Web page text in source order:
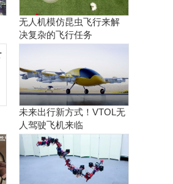
无人机模仿昆虫飞行来解
决复杂的飞行任务
未来出行新方式！VTOL无
人驾驶飞机来临